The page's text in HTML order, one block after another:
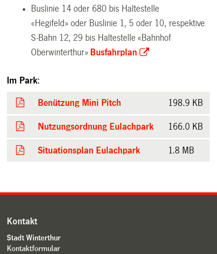
Buslinie 14 oder 680 bis Haltestelle
«Hegifeld» oder Buslinie 1, 5 oder 10, respektive
S-Bahn 12, 29 bis Haltestelle «Bahnhof
Oberwinterthur» Busfahrplan
Im Park:
Benützung Mini Pitch 198.9 KB
Nutzungsordnung Eulachpark 166.0 KB
Situationsplan Eulachpark 1.8 MB
Kontakt
Stadt Winterthur
Kontaktformular